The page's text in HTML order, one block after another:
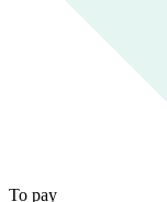
To pay